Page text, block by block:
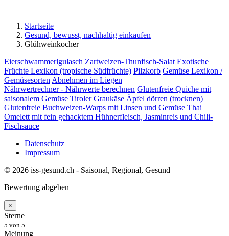
Startseite
Gesund, bewusst, nachhaltig einkaufen
Glühweinkocher
Eierschwammerlgulasch Zartweizen-Thunfisch-Salat Exotische
Früchte Lexikon (tropische Südfrüchte) Pilzkorb Gemüse Lexikon /
Gemüsesorten Abnehmen im Liegen
Nährwertrechner - Nährwerte berechnen Glutenfreie Quiche mit
saisonalem Gemüse Tiroler Graukäse Äpfel dörren (trocknen)
Glutenfreie Buchweizen-Warps mit Linsen und Gemüse Thai
Omelett mit fein gehacktem Hühnerfleisch, Jasminreis und Chili-
Fischsauce
Datenschutz
Impressum
© 2026 iss-gesund.ch - Saisonal, Regional, Gesund
Bewertung abgeben
×
Sterne
5 von 5
Meinung